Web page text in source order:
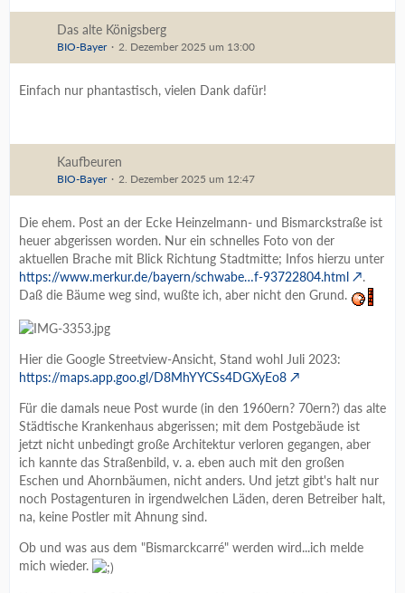
Das alte Königsberg
BIO-Bayer 2. Dezember 2025 um 13:00
Einfach nur phantastisch, vielen Dank dafür!
Kaufbeuren
BIO-Bayer 2. Dezember 2025 um 12:47
Die ehem. Post an der Ecke Heinzelmann- und Bismarckstraße ist
heuer abgerissen worden. Nur ein schnelles Foto von der
aktuellen Brache mit Blick Richtung Stadtmitte; Infos hierzu unter
https://www.merkur.de/bayern/schwabe…f-93722804.html
.
Daß die Bäume weg sind, wußte ich, aber nicht den Grund.
Hier die Google Streetview-Ansicht, Stand wohl Juli 2023:
https://maps.app.goo.gl/D8MhYYCSs4DGXyEo8
Für die damals neue Post wurde (in den 1960ern? 70ern?) das alte
Städtische Krankenhaus abgerissen; mit dem Postgebäude ist
jetzt nicht unbedingt große Architektur verloren gegangen, aber
ich kannte das Straßenbild, v. a. eben auch mit den großen
Eschen und Ahornbäumen, nicht anders. Und jetzt gibt's halt nur
noch Postagenturen in irgendwelchen Läden, deren Betreiber halt,
na, keine Postler mit Ahnung sind.
Ob und was aus dem "Bismarckcarré" werden wird...ich melde
mich wieder.